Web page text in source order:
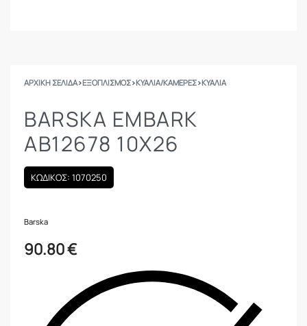
ΑΡΧΙΚΉ ΣΕΛΊΔΑ›ΕΞΟΠΛΙΣΜΟΣ›ΚΥΆΛΙΑ/ΚΆΜΕΡΕΣ›ΚΥΆΛΙΑ
BARSKA EMBARK
AB12678 10X26
ΚΩΔΙΚΟΣ: 1070250
Barska
90.80€